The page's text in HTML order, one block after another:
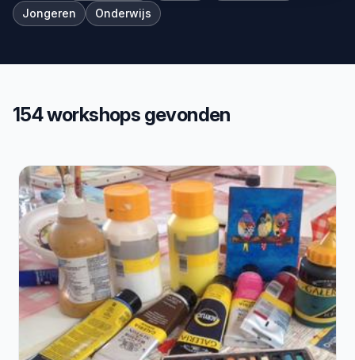
Jongeren
Onderwijs
154 workshops gevonden